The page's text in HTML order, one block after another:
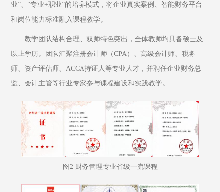
业”、“专业+职业”的培养模式，将企业真实案例、智能财务平台
和岗位能力标准融入课程教学。
教学团队结构合理、双师特色突出，全体教师均具备硕士及
以上学历。团队汇聚注册会计师（CPA）、高级会计师、税务
师、资产评估师、ACCA持证人等专业人才，并聘任企业财务总
监、会计主管等行业专家参与课程建设和实践教学。
图2 财务管理专业省级一流课程